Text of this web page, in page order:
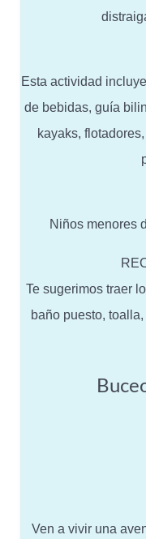
Esta actividad
de bebidas, guía
kayaks,
Niños menores
Te sugerimos traer
baño puesto,
Ven a vivir una